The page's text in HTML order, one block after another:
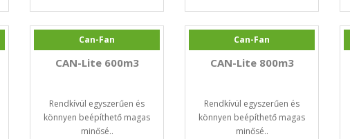
Can-Fan
CAN-Lite 600m3
Rendkívül egyszerűen és
könnyen beépíthető magas
minősé..
Can-Fan
CAN-Lite 800m3
Rendkívül egyszerűen és
könnyen beépíthető magas
minősé..